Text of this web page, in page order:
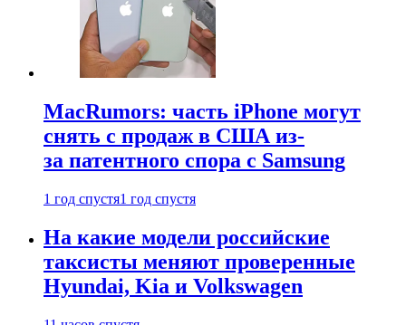
MacRumors: часть iPhone могут
снять с продаж в США из-
за патентного спора с Samsung
1 год спустя1 год спустя
На какие модели российские
таксисты меняют проверенные
Hyundai, Kia и Volkswagen